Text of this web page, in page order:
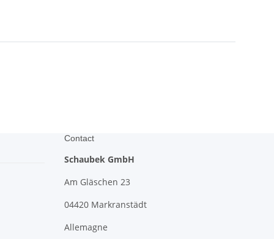
Contact
Schaubek GmbH
Am Gläschen 23
04420 Markranstädt
Allemagne